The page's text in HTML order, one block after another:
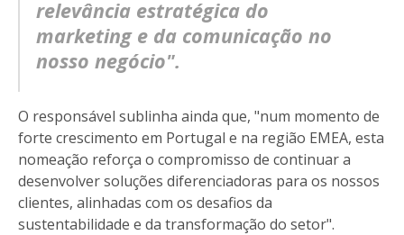
relevância estratégica do
marketing e da comunicação no
nosso negócio".
O responsável sublinha ainda que, "num momento de
forte crescimento em Portugal e na região EMEA, esta
nomeação reforça o compromisso de continuar a
desenvolver soluções diferenciadoras para os nossos
clientes, alinhadas com os desafios da
sustentabilidade e da transformação do setor".